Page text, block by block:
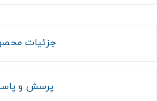
جزئیات
پرسش و